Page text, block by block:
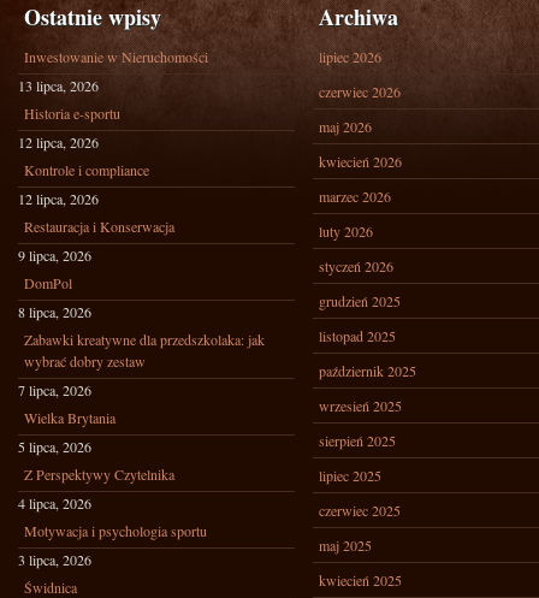
Ostatnie wpisy
Inwestowanie w Nieruchomości
13 lipca, 2026
Historia e-sportu
12 lipca, 2026
Kontrole i compliance
12 lipca, 2026
Restauracja i Konserwacja
9 lipca, 2026
DomPol
8 lipca, 2026
Zabawki kreatywne dla przedszkolaka: jak
wybrać dobry zestaw
7 lipca, 2026
Wielka Brytania
5 lipca, 2026
Z Perspektywy Czytelnika
4 lipca, 2026
Motywacja i psychologia sportu
3 lipca, 2026
Świdnica
Archiwa
lipiec 2026
czerwiec 2026
maj 2026
kwiecień 2026
marzec 2026
luty 2026
styczeń 2026
grudzień 2025
listopad 2025
październik 2025
wrzesień 2025
sierpień 2025
lipiec 2025
czerwiec 2025
maj 2025
kwiecień 2025